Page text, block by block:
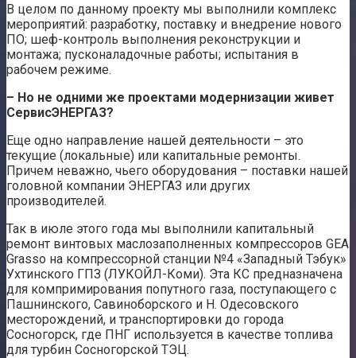
В целом по данному проекту мы выполнили комплекс
мероприятий: разработку, поставку и внедрение нового
ПО; шеф-контроль выполнения реконструкции и
монтажа; пусконаладочные работы; испытания в
рабочем режиме.
– Но не одними же проектами модернизации живет
СервисЭНЕРГАЗ?
Еще одно направление нашей деятельности – это
текущие (локальные) или капитальные ремонты.
Причем неважно, чьего оборудования – поставки нашей
головной компании ЭНЕРГАЗ или других
производителей.
Так в июле этого года мы выполнили капитальный
ремонт винтовых маслозаполненных компрессоров GEA
Grasso на компрессорной станции №4 «Западный Тэбук»
Ухтинского ГПЗ (ЛУКОЙЛ-Коми). Эта КС предназначена
для компримирования попутного газа, поступающего с
Пашнинского, Савиноборского и Н. Одесовского
месторождений, и транспортировки до города
Сосногорск, где ПНГ используется в качестве топлива
для турбин Сосногорской ТЭЦ.